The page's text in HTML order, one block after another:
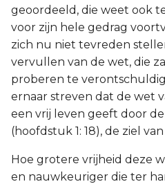
geoordeeld, die weet ook
voor zijn hele gedrag
zich nu niet tevreden
vervullen van de wet, die
proberen te
ernaar streven dat de wet
een vrij leven geeft door
(hoofdstuk 1: 18), de ziel
Hoe grotere vrijheid deze
en nauwkeuriger die ter